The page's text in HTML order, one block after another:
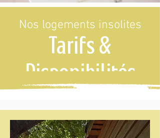
Nos logements insolites
Tarifs &
Disponibilités